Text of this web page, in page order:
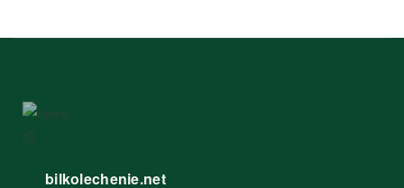
bilkolechenie.net